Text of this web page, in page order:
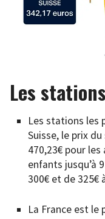
Les
Les stations les
Suisse, le prix
470,23€ pour
enfants jusqu’à
300€ et de 325€
La France est le